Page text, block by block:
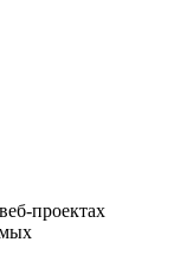
проектах